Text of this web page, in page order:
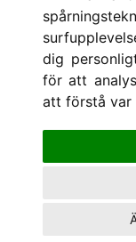
dig
för att
att förstå var
TILLBEHÖR
-